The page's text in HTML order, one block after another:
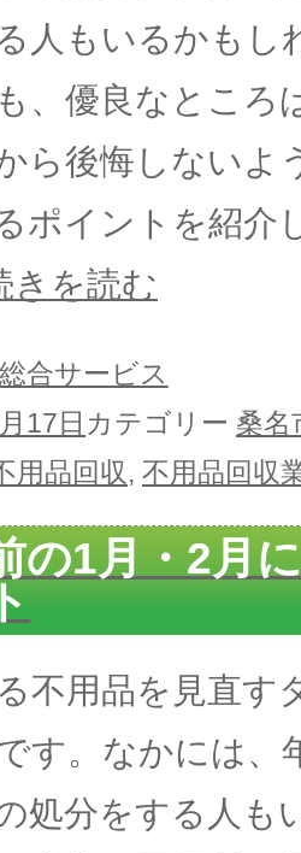
人もいるかもし
、優良なところ
ら後悔しないよ
ポイントを紹介
きを読む
合サービス
17日 カテゴリー 桑名
用品回収, 不用品回収
の1月・2月
不用品を見直す
す。なかには、
処分をする人も